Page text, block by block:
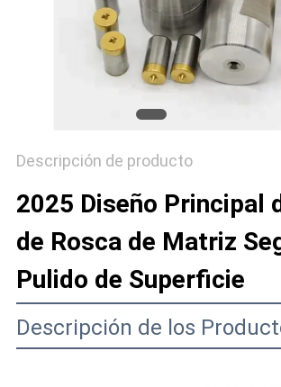
POLÍTICA
PRIVACIDAD
Descripción de producto
2025 Diseño Principal
de Rosca de Matriz
Pulido de Superficie
Descripción de los